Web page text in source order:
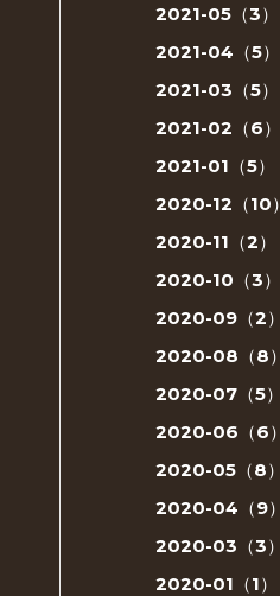
2021-05（3）
2021-04（5）
2021-03（5）
2021-02（6）
2021-01（5）
2020-12（10）
2020-11（2）
2020-10（3）
2020-09（2）
2020-08（8）
2020-07（5）
2020-06（6）
2020-05（8）
2020-04（9）
2020-03（3）
2020-01（1）